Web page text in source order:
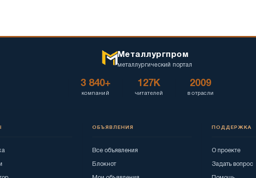
Металлургпром
металлургический портал
3 840+
компаний
127K
читателей
2009
в отрасли
ОБЪЯВЛЕНИЯ
Все объявления
Блокнот
ПОДДЕРЖКА
О проекте
Задать вопрос